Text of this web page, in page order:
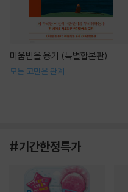
미움받을 용기 (특별합본판)
모든 고민은 관계
#기간한정특가